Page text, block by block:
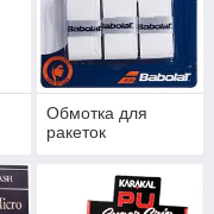
Обмотка для
ракеток